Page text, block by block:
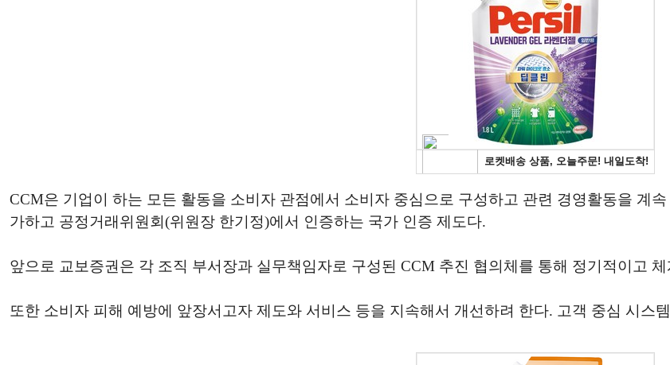
CCM은 기업이 하는 모든 활동을 소비자 관점에서 소비자 중심으로 구성하고 관련 경영활동을 계
가하고 공정거래위원회(위원장 한기정)에서 인증하는 국가 인증 제도다.
앞으로 교보증권은 각 조직 부서장과 실무책임자로 구성된 CCM 추진 협의체를 통해 정기적이고
또한 소비자 피해 예방에 앞장서고자 제도와 서비스 등을 지속해서 개선하려 한다. 고객 중심 시스